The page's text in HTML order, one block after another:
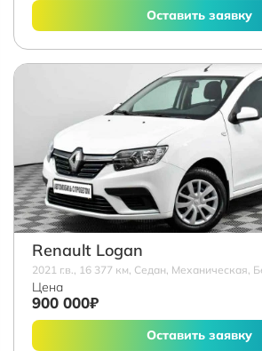
Оставить заявку
Renault Logan
2021 г.в., 16 377 км, Седан, Механическая,
Цена
900 000₽
Оставить заявку